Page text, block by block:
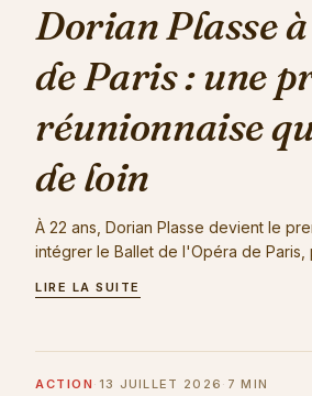
Dorian Plasse
de Paris : une
réunionnaise
de loin
À 22 ans, Dorian Plasse devient le
intégrer le Ballet de l'Opéra de Paris,
LIRE LA SUITE
ACTION · 13 JUILLET 2026 · 7 MIN